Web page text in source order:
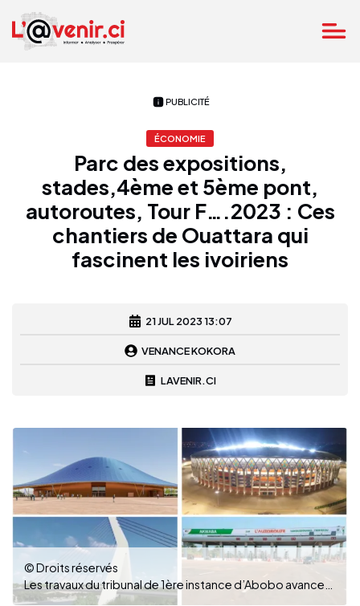
PUBLICITÉ
ÉCONOMIE
Parc des expositions,
stades,4ème et 5ème pont,
autoroutes, Tour F….2023 : Ces
chantiers de Ouattara qui
fascinent les ivoiriens
21 JUL 2023 13:07
VENANCE KOKORA
LAVENIR.CI
© Droits réservés